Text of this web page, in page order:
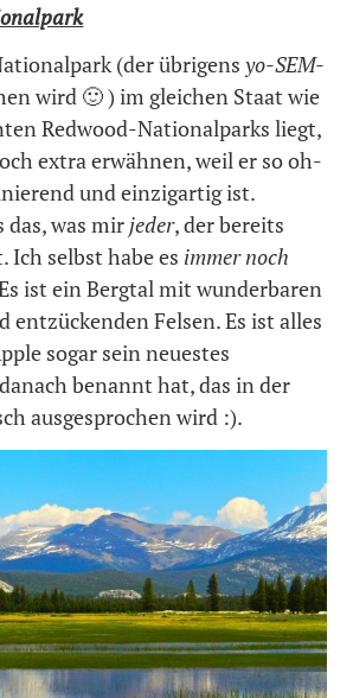
(der übrigensyo-SEM-
wird 🙂 ) im gleichen Staat wie
Redwood-Nationalparks liegt,
extra erwähnen, weil er so oh-
und einzigartig ist.
das, was mirjeder, der bereits
Ich selbst habe es immer noch
ist ein Bergtal mit wunderbaren
entzückenden Felsen. Es ist alles
sogar sein neuestes
benannt hat, das in der
ausgesprochen wird :).